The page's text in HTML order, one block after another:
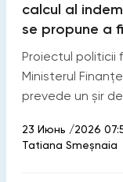
calcul al
se propune a
Proiectul politicii
Ministerul
prevede un șir
23 Июнь /2026
Tatiana Smeșnaia